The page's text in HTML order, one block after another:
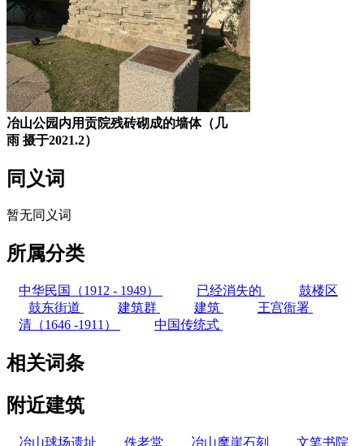
冶山公园内用贡院残砖砌成的墙体（几
雨 摄于2021.2）
同义词
暂无同义词
所属分类
中华民国（1912 - 1949） 已经消失的
鼓楼区
鼓东街道
建筑群 建筑
王宫衙署
清（1646 -1911）
中国传统式
相关词条
附近建筑
冶山球场遗址 佚老堂 冶山摩崖石刻 文笔书院